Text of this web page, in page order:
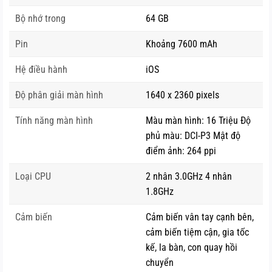
trí của bạn. Còn chờ gì nữa mà không tận hưởng những bộ
phim yêu thích với hình ảnh và âm thanh đều chất lượng
Sở hữu những kết nối không dây cao cấp nhất, iPad Air
10.9 2020 cho bạn khả năng vào mạng siêu tốc mọi lúc
mọi nơi. Phiên bản Cellular hỗ trợ cả Wi-Fi 6 và mạng LTE
cập Internet, đọc báo, gọi FaceTime cho bạn bè dù ở bất
Làm việc và sáng tạo không ngừng
iPad Air 2020 có khả năng kết nối với những phụ kiện
Bộ nhớ trong 64 GB
Pin Khoảng 7600 mAh
Hệ điều hành iOS
Độ phân giải màn hình 1640 x 2360 pixels
Tính năng màn hình
Màu màn hình: 16 Triệu Độ
phủ màu: DCI-P3 Mật độ
điểm ảnh: 264 ppi
Loại CPU
2 nhân 3.0GHz 4 nhân
1.8GHz
Cảm biến
Cảm biến vân tay cạnh bên,
cảm biến tiệm cận, gia tốc
kế, la bàn, con quay hồi
chuyển